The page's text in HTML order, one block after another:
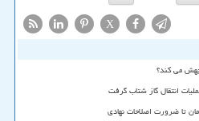
X
می کند؟
تا ضرورت اصلاحات نهادی